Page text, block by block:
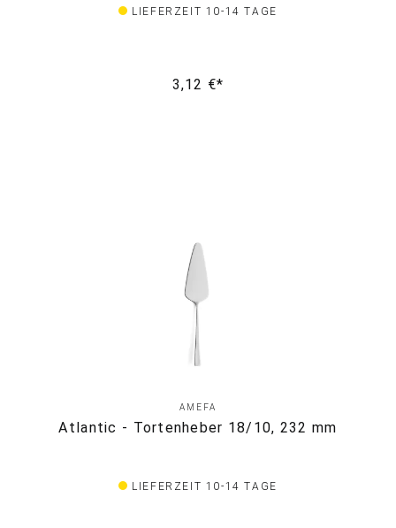
LIEFERZEIT 10-14 TAGE
3,12 €*
AMEFA
Atlantic - Tortenheber 18/10, 232 mm
LIEFERZEIT 10-14 TAGE